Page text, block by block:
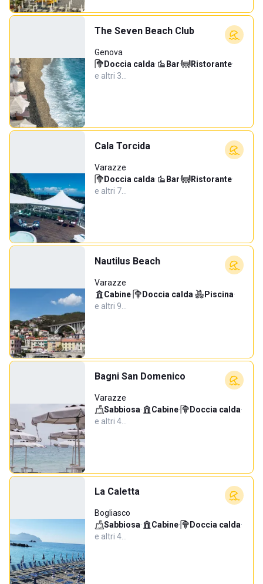
The Seven Beach Club
Genova
Doccia calda· Bar· Ristorante·
e altri 3…
Cala Torcida
Varazze
Doccia calda· Bar· Ristorante·
e altri 7…
Nautilus Beach
Varazze
Cabine· Doccia calda· Piscina·
e altri 9…
Bagni San Domenico
Varazze
Sabbiosa· Cabine· Doccia calda·
e altri 4…
La Caletta
Bogliasco
Sabbiosa· Cabine· Doccia calda·
e altri 4…